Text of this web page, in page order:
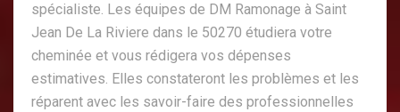
spécialiste. Les équipes de DM Ramonage à Saint
Jean De La Riviere dans le 50270 étudiera votre
cheminée et vous rédigera vos dépenses
estimatives. Elles constateront les problèmes et les
réparent avec les savoir-faire des professionnelles